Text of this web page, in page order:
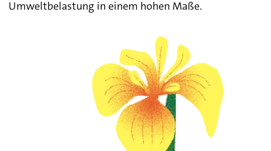
Umweltbelastung in einem hohen Maße.